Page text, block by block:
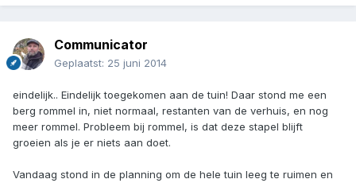
Communicator
Geplaatst: 25 juni 2014
eindelijk.. Eindelijk toegekomen aan de tuin! Daar stond me een
berg rommel in, niet normaal, restanten van de verhuis, en nog
meer rommel. Probleem bij rommel, is dat deze stapel blijft
groeien als je er niets aan doet.
Vandaag stond in de planning om de hele tuin leeg te ruimen en